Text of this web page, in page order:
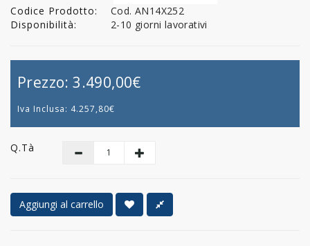
Codice Prodotto:
Cod. AN14X252
Disponibilità:
2-10 giorni lavorativi
Prezzo:3.490,00€
Iva Inclusa: 4.257,80€
Q.tà
Aggiungi al carrello